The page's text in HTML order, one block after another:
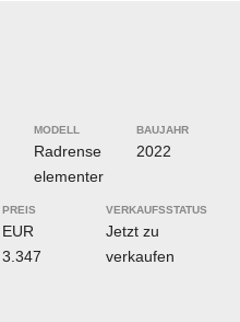
MODELL
Radrense
elementer
BAUJAHR
2022
PREIS
EUR
3.347
VERKAUFSSTATUS
Jetzt zu
verkaufen